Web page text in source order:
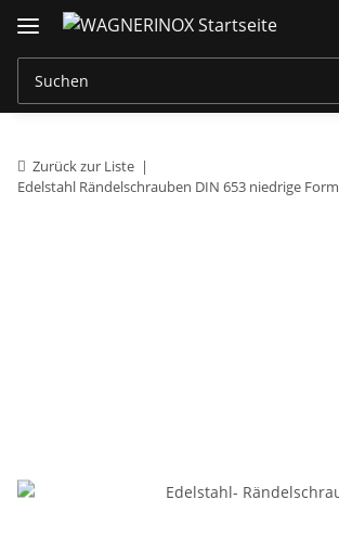
Zurück zur Liste
Edelstahl Rändelschrauben DIN 653 niedrige Form